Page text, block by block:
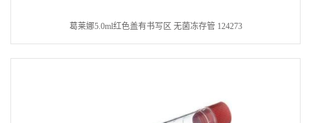
葛莱娜5.0ml红色盖有书写区 无菌冻存管 124273